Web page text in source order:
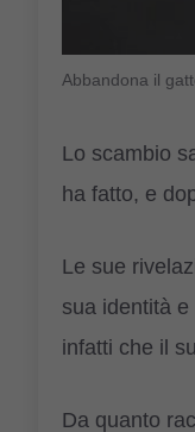
Abbandona il
Lo scambio
ha fatto, e
Le sue
sua identità
infatti che il
Da quanto